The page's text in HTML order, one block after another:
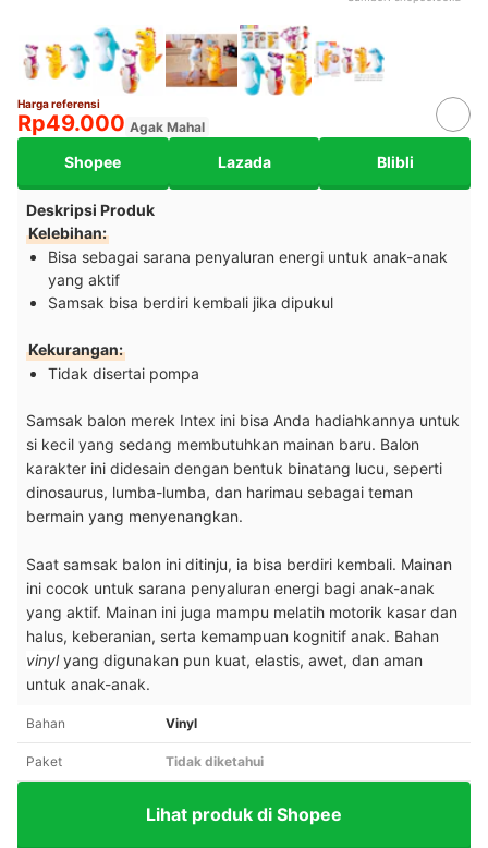
Harga referensi
Rp49.000 Agak Mahal
Shopee Lazada Blibli
Deskripsi Produk
Kelebihan:
Bisa sebagai sarana penyaluran energi untuk anak-anak
yang aktif
Samsak bisa berdiri kembali jika dipukul
Kekurangan:
Tidak disertai pompa
Samsak balon merek Intex ini bisa Anda hadiahkannya untuk
si kecil yang sedang membutuhkan mainan baru. Balon
karakter ini didesain dengan bentuk binatang lucu, seperti
dinosaurus, lumba-lumba, dan harimau sebagai teman
bermain yang menyenangkan.
Saat samsak balon ini ditinju, ia bisa berdiri kembali. Mainan
ini cocok untuk sarana penyaluran energi bagi anak-anak
yang aktif. Mainan ini juga mampu melatih motorik kasar dan
halus, keberanian, serta kemampuan kognitif anak. Bahan
vinylyang digunakan pun kuat, elastis, awet, dan aman
untuk anak-anak.
Bahan Vinyl
Paket Tidak diketahui
Lihat produk di Shopee